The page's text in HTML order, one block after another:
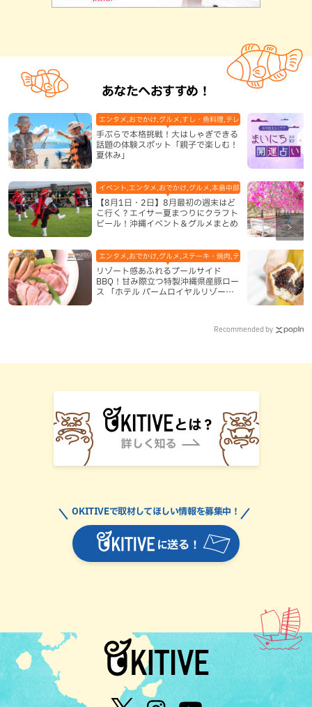
あなたへおすすめ！
手ぶらで本格挑戦！大はしゃぎできる
話題の体験スポット「親子で楽しむ！
夏休み」
エンタメ,おでかけ,グルメ,すし・魚料理,テレビ,体験,北谷町,地域,
【8月1日・2日】8月最初の週末はど
こ行く？エイサー夏まつりにクラフト
ビール！沖縄イベント＆グルメまとめ
イベント,エンタメ,おでかけ,グルメ,本島中部,本島北部,本島南部
リゾート感あふれるプールサイド
BBQ！甘み際立つ特製沖縄県産豚ロー
ス 「ホテル パームロイヤルリゾート
エンタメ,おでかけ,グルメ,ステーキ・焼肉,テレビ,ホテル,地域,本島
Recommended by
に送る！
OKITIVEで取材してほしい情報を募集中！